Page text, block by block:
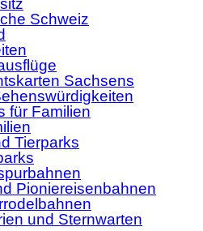
Schweiz
Sachsens
für Familien
Tierparks
Pioniereisenbahnen
und Sternwarten